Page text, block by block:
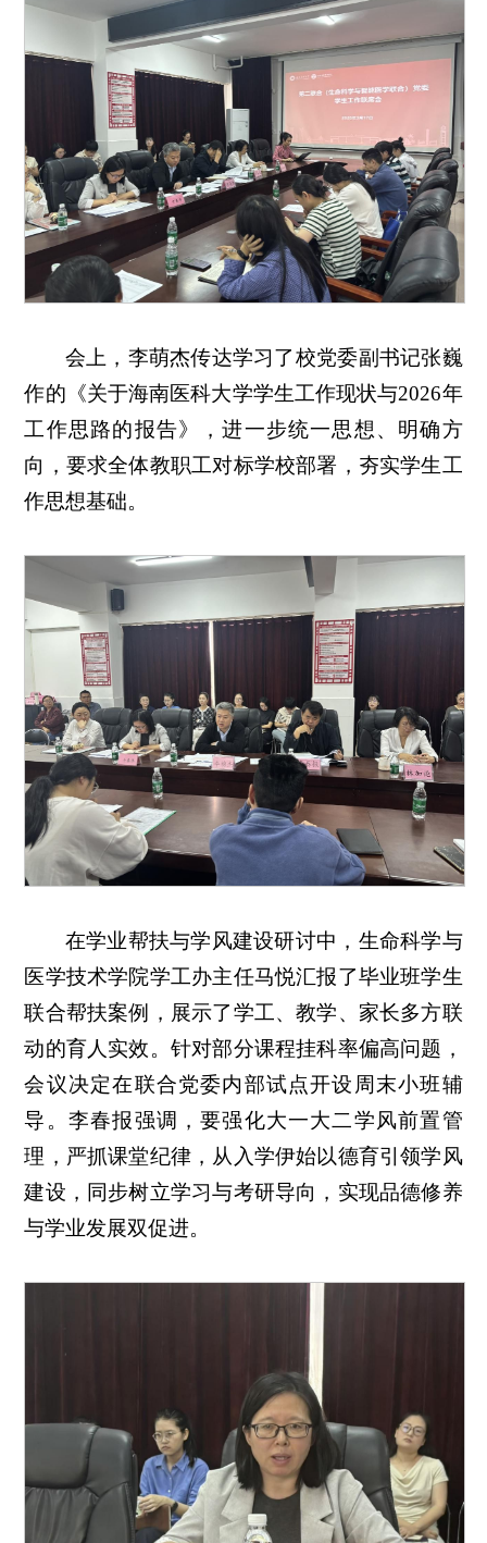
会上，李萌杰传达学习了校党委副书记张巍
作的《关于海南医科大学学生工作现状与2026年
工作思路的报告》，进一步统一思想、明确方
向，要求全体教职工对标学校部署，夯实学生工
作思想基础。
在学业帮扶与学风建设研讨中，生命科学与
医学技术学院学工办主任马悦汇报了毕业班学生
联合帮扶案例，展示了学工、教学、家长多方联
动的育人实效。针对部分课程挂科率偏高问题，
会议决定在联合党委内部试点开设周末小班辅
导。李春报强调，要强化大一大二学风前置管
理，严抓课堂纪律，从入学伊始以德育引领学风
建设，同步树立学习与考研导向，实现品德修养
与学业发展双促进。